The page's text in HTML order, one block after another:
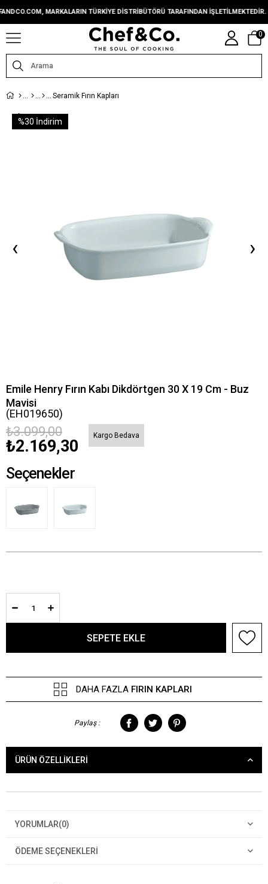
MARKALARIN TÜRKIYE DISTRIBÜTÖRÜ TARAFINDAN IŞLETILMEKTEDIR.
0
Seramik Fırın Kapları
‹ ›
%30 İndirim
Emile Henry Fırın Kabı Dikdörtgen 30 X 19 Cm - Buz
Mavisi
(EH019650)
₺3.099,00
₺2.169,30
Kargo Bedava
Seçenekler
DAHA FAZLA FIRIN KAPLARI
Paylaş :
ÜRÜN ÖZELLIKLERI
YORUMLAR(0)
ÖDEME SEÇENEKLERI